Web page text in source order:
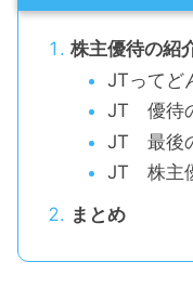
株主優待の紹
JTってど
JT 優待
JT 最後
JT 株主
まとめ